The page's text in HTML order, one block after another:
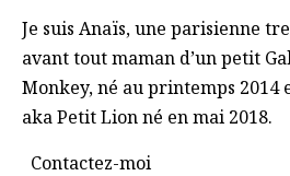
Je suis Anaïs, une parisienne
avant tout maman d’un petit
Monkey, né au printemps 2014
aka Petit Lion né en mai 2018.
Contactez-moi